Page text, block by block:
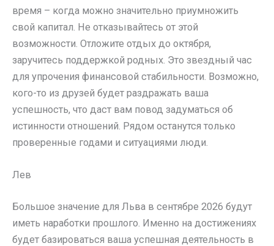
время – когда можно значительно приумножить
свой капитал. Не отказывайтесь от этой
возможности. Отложите отдых до октября,
заручитесь поддержкой родных. Это звездный час
для упрочения финансовой стабильности. Возможно,
кого-то из друзей будет раздражать ваша
успешность, что даст вам повод задуматься об
истинности отношений. Рядом останутся только
проверенные годами и ситуациями люди.
Лев
Большое значение для Льва в сентябре 2026 будут
иметь наработки прошлого. Именно на достижениях
будет базироваться ваша успешная деятельность в